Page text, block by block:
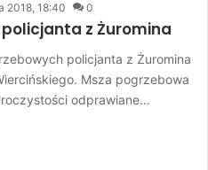
2018, 18:40 0
z Żuromina
policjanta z Żuromina
Msza pogrzebowa
odprawiane…